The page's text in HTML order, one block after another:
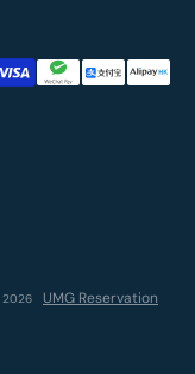
2026
UMG Reservation